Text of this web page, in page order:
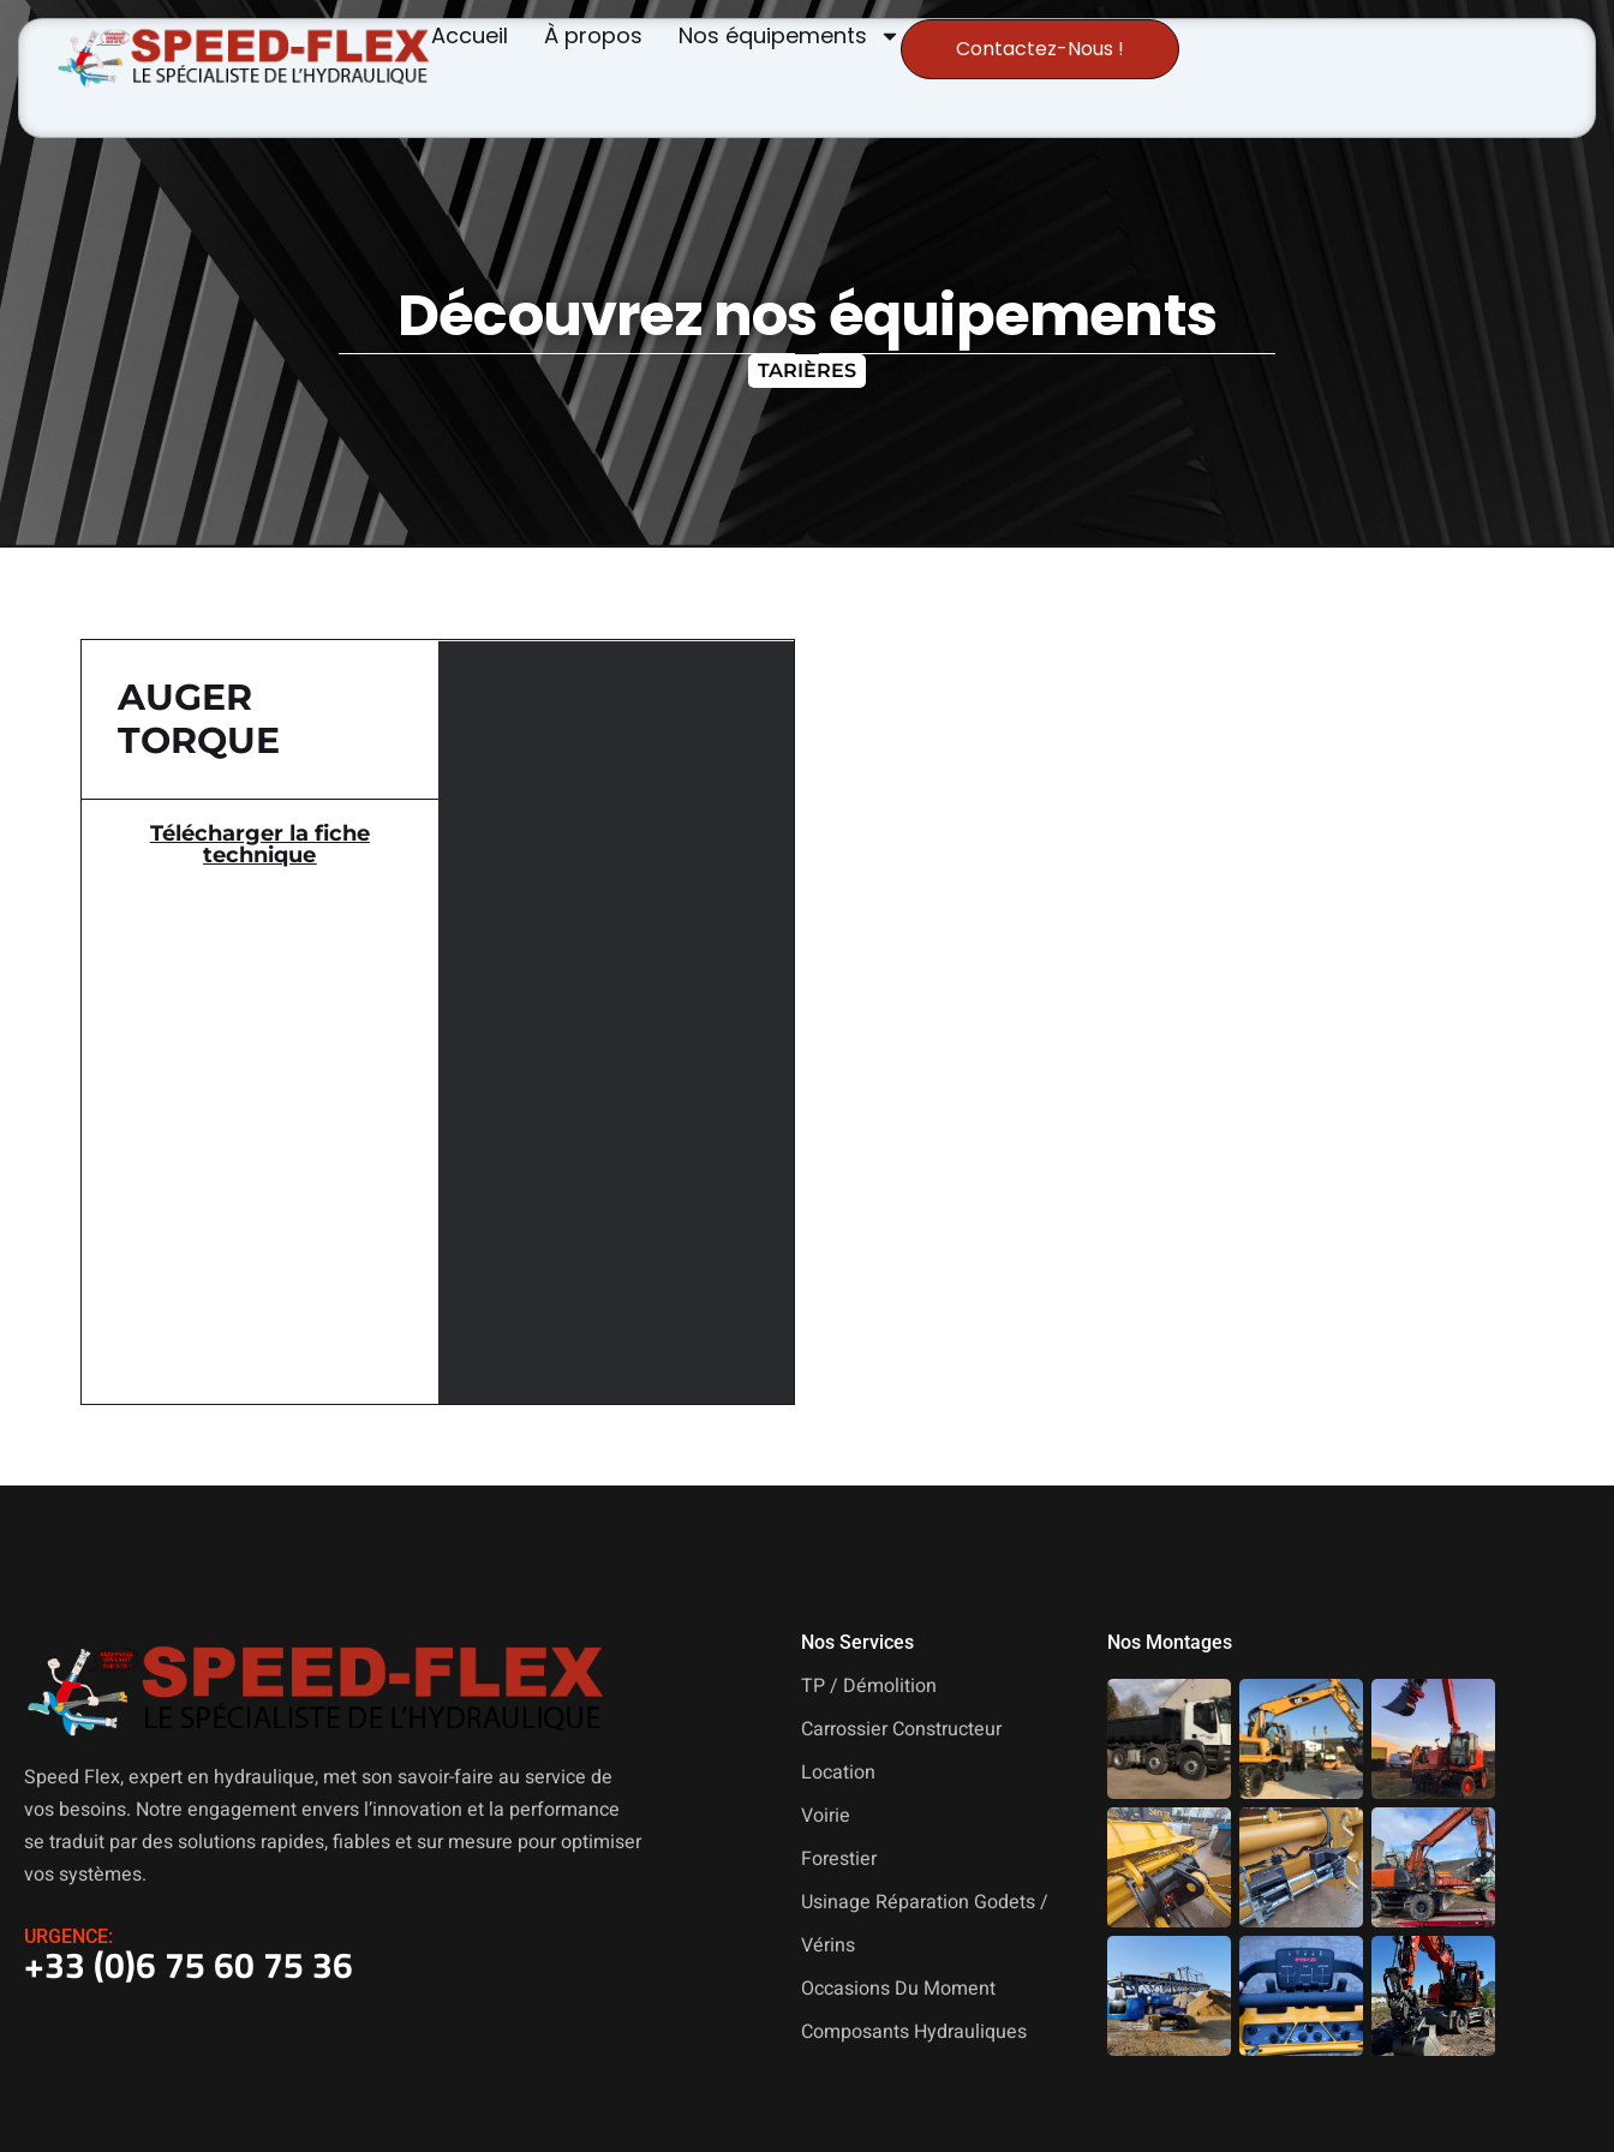
Aller
au
contenu
Accueil À propos Nos équipements Contactez-Nous !
Découvrez nos équipements
TARIÈRES
AUGER
TORQUE
Télécharger la fiche
technique
Speed Flex, expert en hydraulique, met son savoir-faire au service de
vos besoins. Notre engagement envers l’innovation et la performance
se traduit par des solutions rapides, fiables et sur mesure pour optimiser
vos systèmes.
URGENCE:
+33 (0)6 75 60 75 36
Nos Services
TP / Démolition
Carrossier Constructeur
Location
Voirie
Forestier
Usinage Réparation Godets /
Vérins
Occasions Du Moment
Composants Hydrauliques
Nos Montages